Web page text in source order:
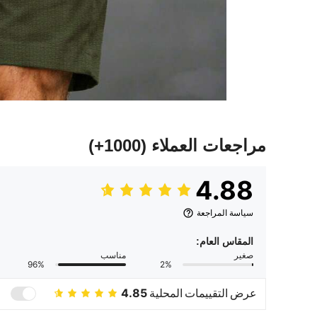
مراجعات العملاء (1000+)
4.88
سياسة المراجعة
المقاس العام:
صغير
2%
مناسب
96%
عرض التقييمات المحلية 4.85